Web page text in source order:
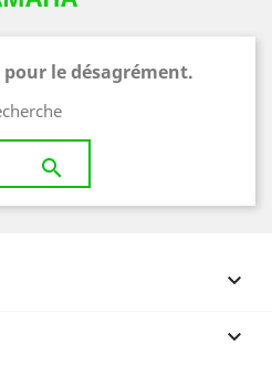
le désagrément.


